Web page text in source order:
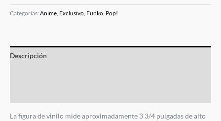
Categorías: Anime Exclusivo Funko Pop!
Descripción
La figura de vinilo mide aproximadamente 3 3/4 pulgadas de alto